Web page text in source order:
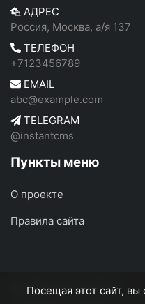
АДРЕС
Россия, Москва, а/я 137
ТЕЛЕФОН
+7123456789
EMAIL
abc@example.com
TELEGRAM
@instantcms
Пункты меню
О проекте
Правила сайта
ФотоРоссия © 2026
Посещая этот сайт,